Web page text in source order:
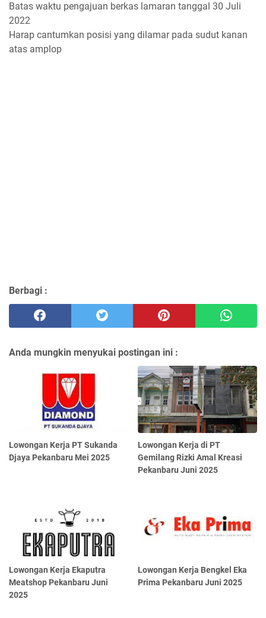
Batas waktu pengajuan berkas lamaran tanggal 30 Juli
2022
Harap cantumkan posisi yang dilamar pada sudut kanan
atas amplop
Berbagi :
Anda mungkin menyukai postingan ini :
Lowongan Kerja PT Sukanda
Djaya Pekanbaru Mei 2025
Lowongan Kerja di PT
Gemilang Rizki Amal Kreasi
Pekanbaru Juni 2025
Lowongan Kerja Ekaputra
Meatshop Pekanbaru Juni
2025
Lowongan Kerja Bengkel Eka
Prima Pekanbaru Juni 2025